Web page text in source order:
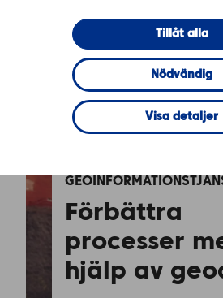
Tillåt alla
Nödvändig
Visa detaljer
Förbättra
processer
hjälp av